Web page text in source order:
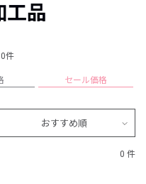
工品
件
セール価格
おすすめ順
0 件